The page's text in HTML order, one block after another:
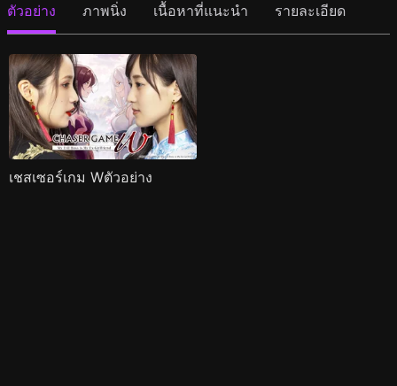
ตัวอย่าง ภาพนิ่ง เนื้อหาที่แนะนำ รายละเอียด
เชสเซอร์เกม Wตัวอย่าง